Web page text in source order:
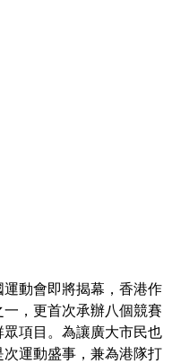
動會即將揭幕，香港作
，更首次承辦八個競賽
項目。為讓廣大市民也
運動盛事，兼為港隊打